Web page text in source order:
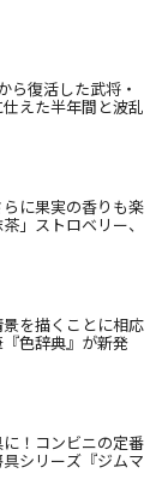
ら復活した武将・
えた半年間と波乱
に果実の香りも楽
」ストロベリー、
を描くことに相応
色辞典』が新発
！コンビニの定番
シリーズ『ジムマ